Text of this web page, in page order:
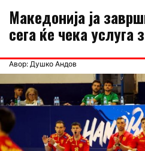
Македонија ја
сега ќе чека услуга
Авор: Душко Андов